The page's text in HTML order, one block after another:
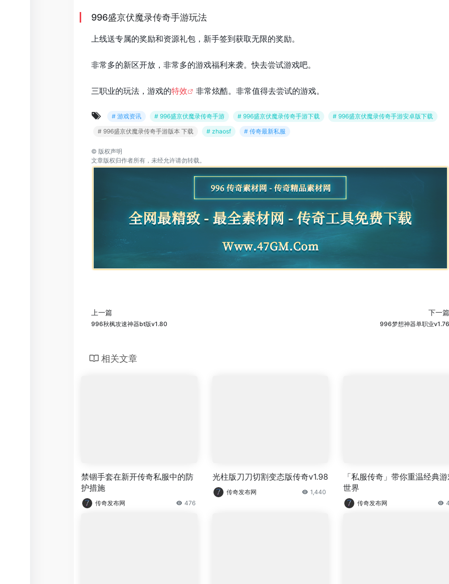
996盛京伏魔录传奇手游玩法
上线送专属的奖励和资源礼包，新手签到获取无限的奖励。
非常多的新区开放，非常多的游戏福利来袭。快去尝试游戏吧。
三职业的玩法，游戏的特效 非常炫酷。非常值得去尝试的游戏。
# 游戏资讯 # 996盛京伏魔录传奇手游 # 996盛京伏魔录传奇手游下载
# 996盛京伏魔录传奇手游安卓版下载
# 996盛京伏魔录传奇手游版本 下载
# zhaosf # 传奇最新私服
© 版权声明
文章版权归作者所有，未经允许请勿转载。
上一篇
996秋枫攻速神器bt版v1.80
下一篇
996梦想神器单职业v1.76
相关文章
禁锢手套在新开传奇私服中的防
护措施
传奇发布网 476
光柱版刀刀切割变态版传奇v1.98
传奇发布网 1,440
「私服传奇」带你重温经典
世界
传奇发布网